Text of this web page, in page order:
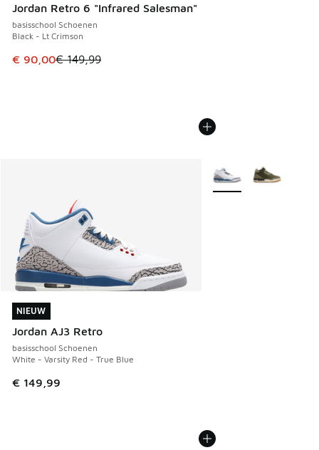
Jordan Retro 6 "Infrared Salesman"
basisschool Schoenen
Black - Lt Crimson
Dit artikel is in de uitverkoop. Dit artikel is in de
€ 90,00€ 149,99
NIEUW
Jordan AJ3 Retro
basisschool Schoenen
White - Varsity Red - True Blue
€ 149,99
NIEUW
Meer kleuren